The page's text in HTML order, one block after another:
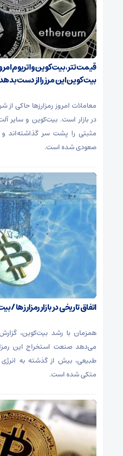
بیت‌کوین این مرز را از دست
معاملات امروز رمزارز‌ها حاکی
در بازار است. بیت‌کوین و سایر
مثبتی را پشت سر گذاشته‌اند و
صعودی شده است.
اتفاق تاریخی در بازار رمزارزها
همزمان با رشد بیت‌کوین،
می‌دهد صنعت استخراج این
طبیعی، بیش از گذشته به
متکی شده است.